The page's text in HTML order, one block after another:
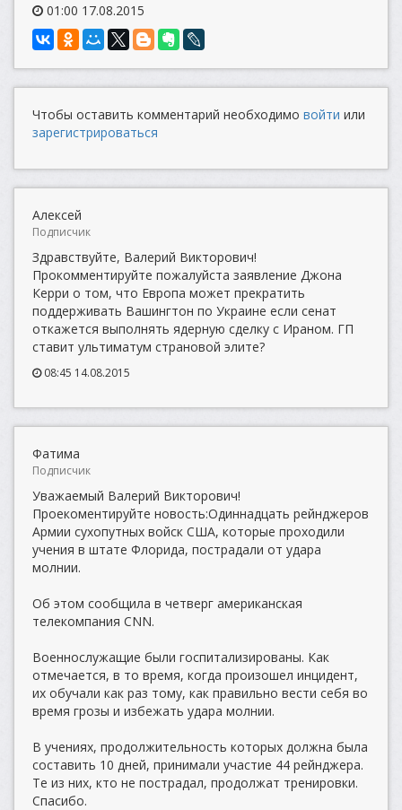
01:00 17.08.2015
Чтобы оставить комментарий необходимо войти или
зарегистрироваться
Алексей
Подписчик
Здравствуйте, Валерий Викторович!
Прокомментируйте пожалуйста заявление Джона
Керри о том, что Европа может прекратить
поддерживать Вашингтон по Украине если сенат
откажется выполнять ядерную сделку с Ираном. ГП
ставит ультиматум страновой элите?
08:45 14.08.2015
Фатима
Подписчик
Уважаемый Валерий Викторович!
Проекоментируйте новость:Одиннадцать рейнджеров
Армии сухопутных войск США, которые проходили
учения в штате Флорида, пострадали от удара
молнии.
Об этом сообщила в четверг американская
телекомпания CNN.
Военнослужащие были госпитализированы. Как
отмечается, в то время, когда произошел инцидент,
их обучали как раз тому, как правильно вести себя во
время грозы и избежать удара молнии.
В учениях, продолжительность которых должна была
составить 10 дней, принимали участие 44 рейнджера.
Те из них, кто не пострадал, продолжат тренировки.
Спасибо.